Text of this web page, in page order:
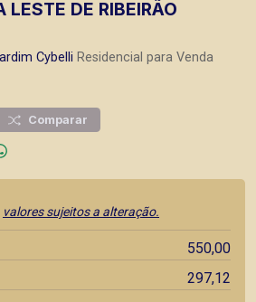
LESTE DE RIBEIRÃO
Cybelli Residencial para Venda
Comparar
valores sujeitos a alteração.
550,00
297,12